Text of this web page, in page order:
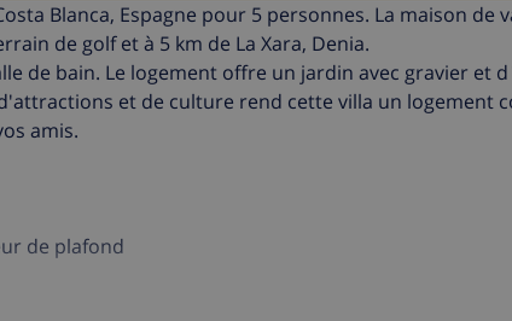
Blanca, Espagne pour 5 personnes. La maison de
de golf et à 5 km de La Xara, Denia.
de bain. Le logement offre un jardin avec gravier et
et de culture rend cette villa un logement
amis.
de plafond